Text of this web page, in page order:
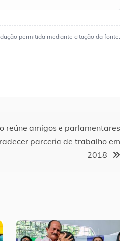
permitida mediante citação da fonte.
reúne amigos e parlamentares
parceria de trabalho em
2018